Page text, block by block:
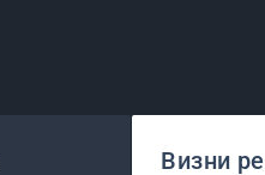
Визни